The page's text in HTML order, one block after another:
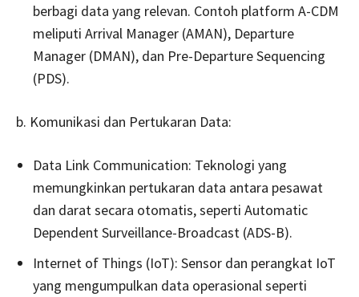
berbagi data yang relevan. Contoh platform A-CDM
meliputi Arrival Manager (AMAN), Departure
Manager (DMAN), dan Pre-Departure Sequencing
(PDS).
b. Komunikasi dan Pertukaran Data:
Data Link Communication: Teknologi yang
memungkinkan pertukaran data antara pesawat
dan darat secara otomatis, seperti Automatic
Dependent Surveillance-Broadcast (ADS-B).
Internet of Things (IoT): Sensor dan perangkat IoT
yang mengumpulkan data operasional seperti